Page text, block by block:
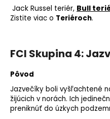
Jack Russel teriér, Bull
Zistite viac o Teriéroch.
FCI Skupina 4:
Pôvod
Jazvečíky boli vyšľachtené
žijúcich v norách. Ich
preniknúť do úzkych